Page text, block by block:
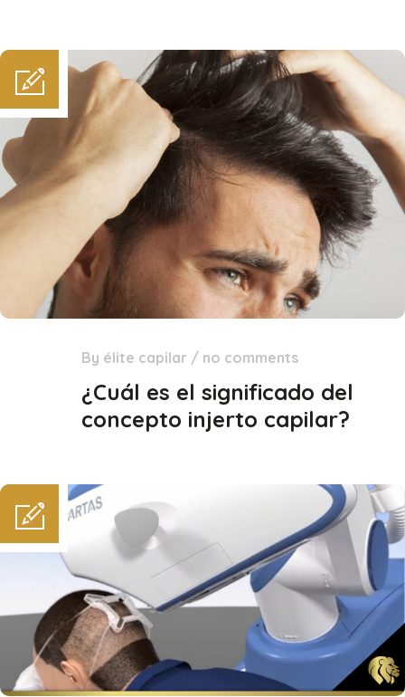
By élite capilar / no comments
¿Cuál es el significado del
concepto injerto capilar?